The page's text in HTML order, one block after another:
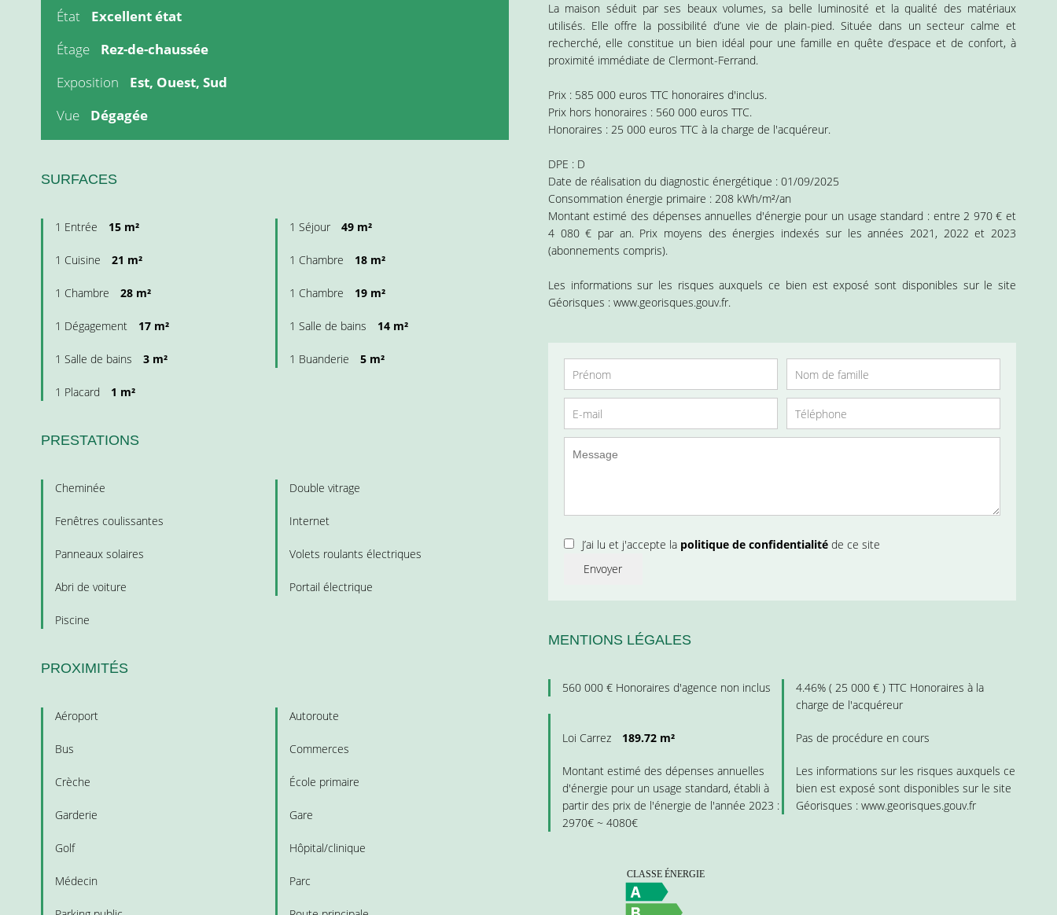
État
Excellent état
Étage
Rez-de-chaussée
Exposition
Est, Ouest, Sud
Vue
Dégagée
SURFACES
1 Entrée 15 m² 1 Séjour 49 m²
1 Cuisine 21 m² 1 Chambre 18 m²
1 Chambre 28 m² 1 Chambre 19 m²
1 Dégagement 17 m² 1 Salle de bains 14 m²
1 Salle de bains 3 m² 1 Buanderie 5 m²
1 Placard 1 m²
PRESTATIONS
Cheminée Double vitrage
Fenêtres coulissantes Internet
Panneaux solaires Volets roulants électriques
Abri de voiture Portail électrique
Piscine
PROXIMITÉS
Aéroport Autoroute
Bus Commerces
Crèche École primaire
Garderie Gare
Golf Hôpital/clinique
Médecin Parc
La maison séduit par ses beaux volumes, sa belle luminosité et la qualité des matériaux
utilisés. Elle offre la possibilité d’une vie de plain-pied. Située dans un secteur calme et
recherché, elle constitue un bien idéal pour une famille en quête d’espace et de confort, à
proximité immédiate de Clermont-Ferrand.
Prix : 585 000 euros TTC honoraires d'inclus.
Prix hors honoraires : 560 000 euros TTC.
Honoraires : 25 000 euros TTC à la charge de l'acquéreur.
DPE : D
Date de réalisation du diagnostic énergétique : 01/09/2025
Consommation énergie primaire : 208 kWh/m²/an
Montant estimé des dépenses annuelles d'énergie pour un usage standard : entre 2 970 € et
4 080 € par an. Prix moyens des énergies indexés sur les années 2021, 2022 et 2023
(abonnements compris).
Les informations sur les risques auxquels ce bien est exposé sont disponibles sur le site
Géorisques : www.georisques.gouv.fr.
J’ai lu et j'accepte la politique de confidentialitéde ce site
Envoyer
MENTIONS LÉGALES
560 000 € Honoraires d'agence non inclus
4.46% ( 25 000 € ) TTC Honoraires à la
charge de l'acquéreur
Loi Carrez 189.72 m² Pas de procédure en cours
Montant estimé des dépenses annuelles
d'énergie pour un usage standard, établi à
partir des prix de l'énergie de l'année 2023 :
2970€ ~ 4080€
Les informations sur les risques auxquels ce
bien est exposé sont disponibles sur le site
Géorisques : www.georisques.gouv.fr